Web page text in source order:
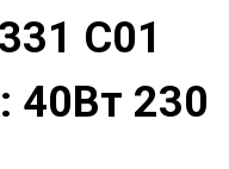
C01
40Вт 230